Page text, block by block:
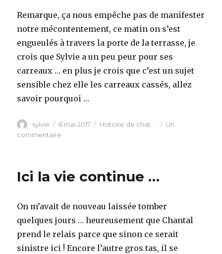
Remarque, ça nous empêche pas de manifester
notre mécontentement, ce matin on s’est
engueulés à travers la porte de la terrasse, je
crois que Sylvie a un peu peur pour ses
carreaux … en plus je crois que c’est un sujet
sensible chez elle les carreaux cassés, allez
savoir pourquoi …
Auteur
sylvie
Publié
le
6 mai 2017 Catégories
Histoire de chat ...
Un
commentaire
de
Ici la vie continue …
On m’avait de nouveau laissée tomber
quelques jours … heureusement que Chantal
prend le relais parce que sinon ce serait
sinistre ici ! Encore l’autre gros tas, il se